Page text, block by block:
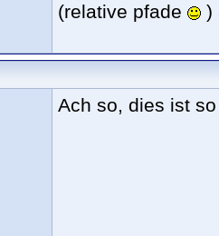
(relative pfade
)
Ach so, dies ist